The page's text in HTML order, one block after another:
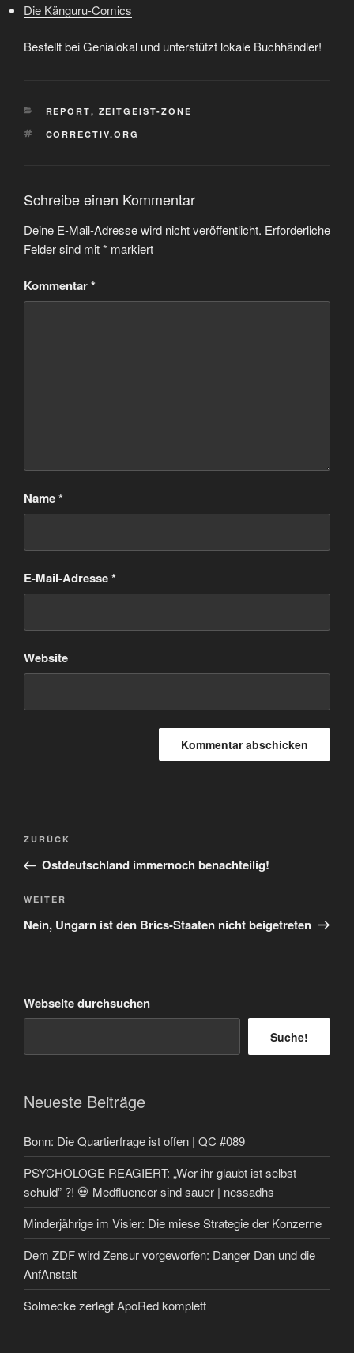
Die Känguru-Comics
Bestellt bei Genialokal und unterstützt lokale Buchhändler!
KATEGORIEN
REPORT, ZEITGEIST-ZONE
SCHLAGWÖRTER
CORRECTIV.ORG
Schreibe einen Kommentar
Deine E-Mail-Adresse wird nicht veröffentlicht. Erforderliche
Felder sind mit* markiert
Kommentar*
Name*
E-Mail-Adresse*
Website
Beitragsnavigation
Vorheriger
Beitrag
ZURÜCK
Ostdeutschland immernoch benachteilig!
Nächster
Beitrag
WEITER
Nein, Ungarn ist den Brics-Staaten nicht beigetreten
Webseite durchsuchen
Suche!
Neueste Beiträge
Bonn: Die Quartierfrage ist offen | QC #089
PSYCHOLOGE REAGIERT: „Wer ihr glaubt ist selbst
schuld” ?! 💀 Medfluencer sind sauer | nessadhs
Minderjährige im Visier: Die miese Strategie der Konzerne
Dem ZDF wird Zensur vorgeworfen: Danger Dan und die
AnfAnstalt
Solmecke zerlegt ApoRed komplett